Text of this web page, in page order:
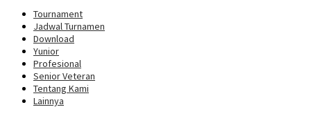
Tournament
Jadwal Turnamen
Download
Yunior
Profesional
Senior Veteran
Tentang Kami
Lainnya